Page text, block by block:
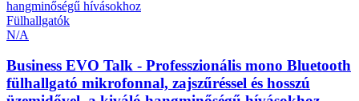
Fülhallgatók
N/A
Business EVO Talk - Professzionális mono Bluetooth
fülhallgató mikrofonnal, zajszűréssel és hosszú